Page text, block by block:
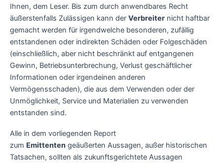
Ihnen, dem Leser. Bis zum durch anwendbares Recht
äußerstenfalls Zulässigen kann der Verbreiter nicht haftbar
gemacht werden für irgendwelche besonderen, zufällig
entstandenen oder indirekten Schäden oder Folgeschäden
(einschließlich, aber nicht beschränkt auf entgangenen
Gewinn, Betriebsunterbrechung, Verlust geschäftlicher
Informationen oder irgendeinen anderen
Vermögensschaden), die aus dem Verwenden oder der
Unmöglichkeit, Service und Materialien zu verwenden
entstanden sind.
Alle in dem vorliegenden Report
zum Emittenten geäußerten Aussagen, außer historischen
Tatsachen, sollten als zukunftsgerichtete Aussagen